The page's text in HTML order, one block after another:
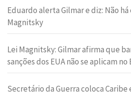
Eduardo alerta Gilmar e diz: Não
Magnitsky
Lei Magnitsky: Gilmar afirma que
sanções dos EUA não se aplicam no
Secretário da Guerra coloca Caribe